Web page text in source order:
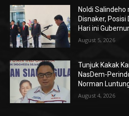
Noldi Salindeho
Disnaker, Posisi
Hari ini
August 5, 2026
Tunjuk Kakak
NasDem-
Norman
August 4, 2026